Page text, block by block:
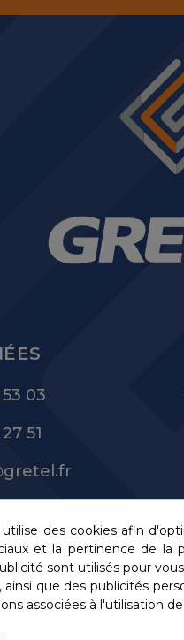
03
51
des cookies afin
et la pertinence de la
sont utilisés pour
ainsi que des publicités
associées à l'utilisation